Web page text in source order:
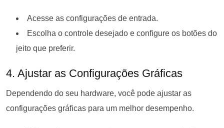
Acesse as configurações de entrada.
Escolha o controle desejado e configure os botões do
jeito que preferir.
4. Ajustar as Configurações Gráficas
Dependendo do seu hardware, você pode ajustar as
configurações gráficas para um melhor desempenho.